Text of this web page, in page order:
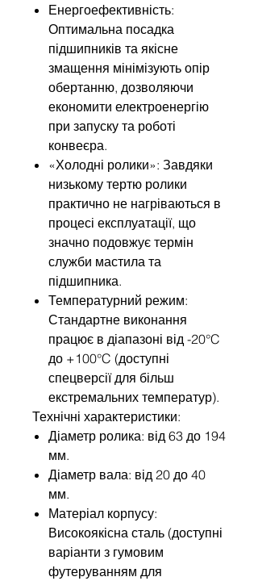
Енергоефективність:
Оптимальна посадка
підшипників та якісне
змащення мінімізують опір
обертанню, дозволяючи
економити електроенергію
при запуску та роботі
конвеєра.
«Холодні ролики»: Завдяки
низькому тертю ролики
практично не нагріваються в
процесі експлуатації, що
значно подовжує термін
служби мастила та
підшипника.
Температурний режим:
Стандартне виконання
працює в діапазоні від -20°C
до +100°C (доступні
спецверсії для більш
екстремальних температур).
Технічні характеристики:
Діаметр ролика: від 63 до 194
мм.
Діаметр вала: від 20 до 40
мм.
Матеріал корпусу:
Високоякісна сталь (доступні
варіанти з гумовим
футеруванням для